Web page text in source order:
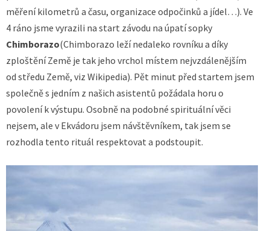
měření kilometrů a času, organizace odpočinků a jídel…). Ve
4 ráno jsme vyrazili na start závodu na úpatí sopky
Chimborazo(Chimborazo leží nedaleko rovníku a díky
zploštění Země je tak jeho vrchol místem nejvzdálenějším
od středu Země, viz Wikipedia). Pět minut před startem jsem
společně s jedním z našich asistentů požádala horu o
povolení k výstupu. Osobně na podobné spirituální věci
nejsem, ale v Ekvádoru jsem návštěvníkem, tak jsem se
rozhodla tento rituál respektovat a podstoupit.